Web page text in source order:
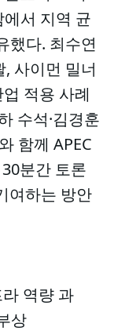
에서 지역 균
했다. 최수연
사이먼 밀너
적용 사례
수석·김경훈
함께 APEC
분간 토론
여하는 방안
라 역량 과
상